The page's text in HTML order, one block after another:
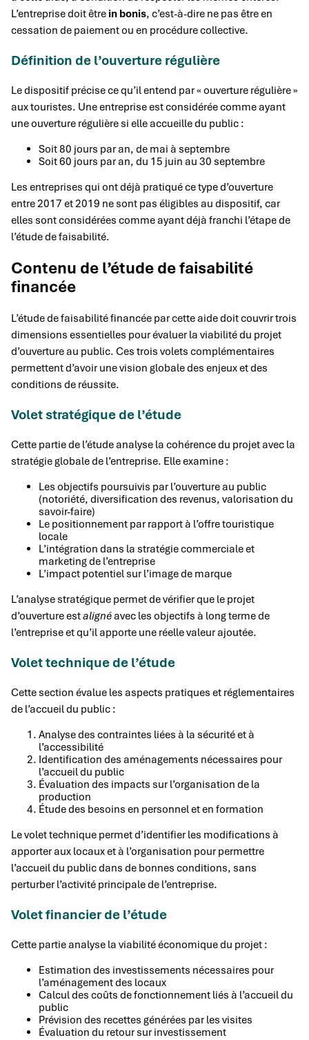
L’entreprise doit être in bonis, c’est-à-dire ne pas être en
cessation de paiement ou en procédure collective.
Définition de l’ouverture régulière
Le dispositif précise ce qu’il entend par « ouverture régulière »
aux touristes. Une entreprise est considérée comme ayant
une ouverture régulière si elle accueille du public :
Soit 80 jours par an, de mai à septembre
Soit 60 jours par an, du 15 juin au 30 septembre
Les entreprises qui ont déjà pratiqué ce type d’ouverture
entre 2017 et 2019 ne sont pas éligibles au dispositif, car
elles sont considérées comme ayant déjà franchi l’étape de
l’étude de faisabilité.
Contenu de l’étude de faisabilité
financée
L’étude de faisabilité financée par cette aide doit couvrir trois
dimensions essentielles pour évaluer la viabilité du projet
d’ouverture au public. Ces trois volets complémentaires
permettent d’avoir une vision globale des enjeux et des
conditions de réussite.
Volet stratégique de l’étude
Cette partie de l’étude analyse la cohérence du projet avec la
stratégie globale de l’entreprise. Elle examine :
Les objectifs poursuivis par l’ouverture au public
(notoriété, diversification des revenus, valorisation du
savoir-faire)
Le positionnement par rapport à l’offre touristique
locale
L’intégration dans la stratégie commerciale et
marketing de l’entreprise
L’impact potentiel sur l’image de marque
L’analyse stratégique permet de vérifier que le projet
d’ouverture estalignéavec les objectifs à long terme de
l’entreprise et qu’il apporte une réelle valeur ajoutée.
Volet technique de l’étude
Cette section évalue les aspects pratiques et réglementaires
de l’accueil du public :
Analyse des contraintes liées à la sécurité et à
l’accessibilité
Identification des aménagements nécessaires pour
l’accueil du public
Évaluation des impacts sur l’organisation de la
production
Étude des besoins en personnel et en formation
Le volet technique permet d’identifier les modifications à
apporter aux locaux et à l’organisation pour permettre
l’accueil du public dans de bonnes conditions, sans
perturber l’activité principale de l’entreprise.
Volet financier de l’étude
Cette partie analyse la viabilité économique du projet :
Estimation des investissements nécessaires pour
l’aménagement des locaux
Calcul des coûts de fonctionnement liés à l’accueil du
public
Prévision des recettes générées par les visites
Évaluation du retour sur investissement